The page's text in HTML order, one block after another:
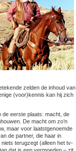
zelden de inhoud van
(voor)kennis kan hij zich
de eerste plaats: macht, de
De macht om zo’n
maar voor laatstgenoemde
de partner, die haar in
terugzegt (alleen het tv-